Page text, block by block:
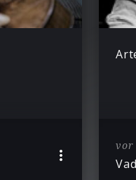
vor